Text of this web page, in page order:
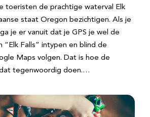
toeristen de prachtige waterval Elk
staat Oregon bezichtigen. Als je
je er vanuit dat je GPS je wel de
“Elk Falls” intypen en blind de
Maps volgen. Dat is hoe de
tegenwoordig doen.…